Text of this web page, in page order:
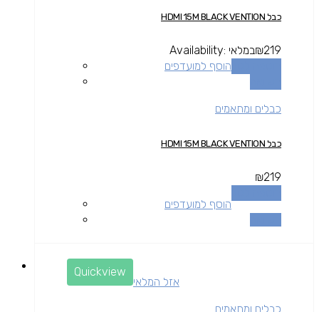
כבל HDMI 15M BLACK VENTION
₪219
Availability: במלאי
הוסף למועדפים
כבלים ומתאמים
כבל HDMI 15M BLACK VENTION
₪219
הוסף למועדפים
Quickview
אזל המלאי
כבלים ומתאמים